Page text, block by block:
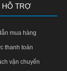
HỖ TRỢ
mua hàng
thanh toán
vận chuyển